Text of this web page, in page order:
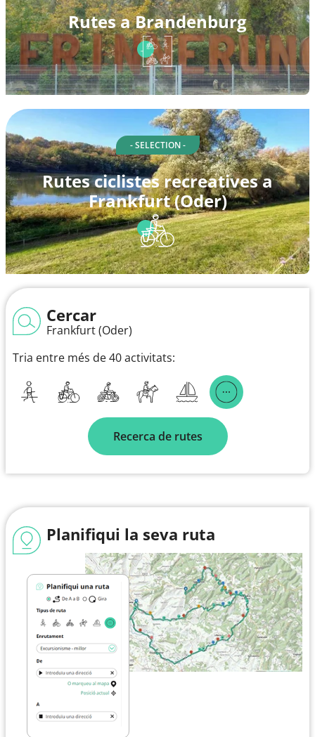
Rutes a Brandenburg
- SELECTION -
Rutes ciclistes recreatives a
Frankfurt (Oder)
Cercar
Frankfurt (Oder)
Tria entre més de 40 activitats:
Recerca de rutes
Planifiqui la seva ruta